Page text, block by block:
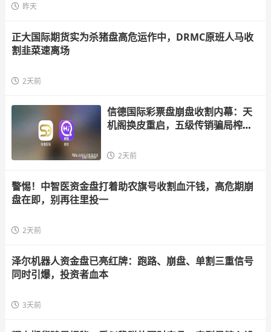
昨天
正大国际期货实为杀猪盘高危运作中，DRMC原班人马收
割韭菜速离场
2天前
信德国际彩票盘崩盘收割内幕：天
机阁换皮重启，五级传销骗局榨干
2天前
警惕！中智医资金盘打着助农旗号收割血汗钱，高危期崩
盘在即，别再往里投一
2天前
泽尔机器人资金盘已亮红牌：跑路、崩盘、单割三重信号
同时引爆，投资者血本
3天前